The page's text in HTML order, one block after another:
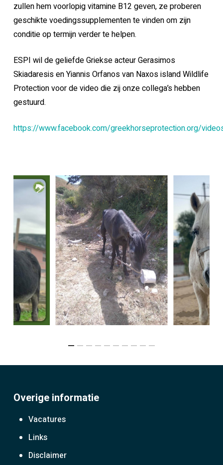
zullen hem voorlopig vitamine B12 geven, ze proberen
geschikte voedingssupplementen te vinden om zijn
conditie op termijn verder te helpen.
ESPI wil de geliefde Griekse acteur Gerasimos
Skiadaresis en Yiannis Orfanos van Naxos island Wildlife
Protection voor de video die zij onze collega’s hebben
gestuurd.
https://www.facebook.com/greekhorseprotection.org/
Overige informatie
Vacatures
Links
Disclaimer